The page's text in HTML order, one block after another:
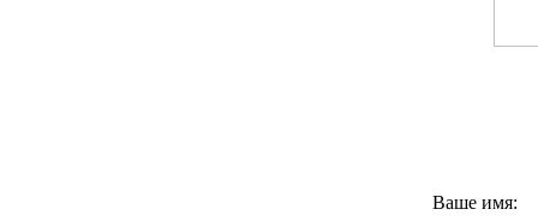
Ваше имя: